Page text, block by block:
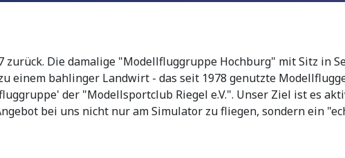
zurück. Die damalige "Modellfluggruppe Hochburg" mit Sitz in
einem bahlinger Landwirt - das seit 1978 genutzte
der "Modellsportclub Riegel e.V.". Unser Ziel ist es
bei uns nicht nur am Simulator zu fliegen, sondern ein